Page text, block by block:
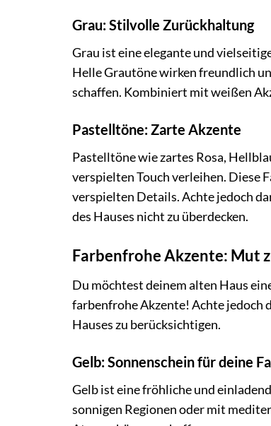
Grau: Stilvolle Zurückhaltung
Grau ist eine elegante und
Helle Grautöne wirken freundlich
schaffen. Kombiniert mit weißen
Pastelltöne: Zarte Akzente
Pastelltöne wie zartes Rosa,
verspielten Touch verleihen. Diese
verspielten Details. Achte jedoch
des Hauses nicht zu überdecken.
Farbenfrohe Akzente: Mut
Du möchtest deinem alten Haus
farbenfrohe Akzente! Achte jedoch
Hauses zu berücksichtigen.
Gelb: Sonnenschein für deine
Gelb ist eine fröhliche und
sonnigen Regionen oder mit